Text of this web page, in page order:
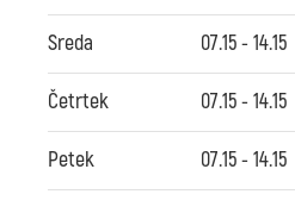
Sreda 07.15 - 14.15
Četrtek 07.15 - 14.15
Petek 07.15 - 14.15